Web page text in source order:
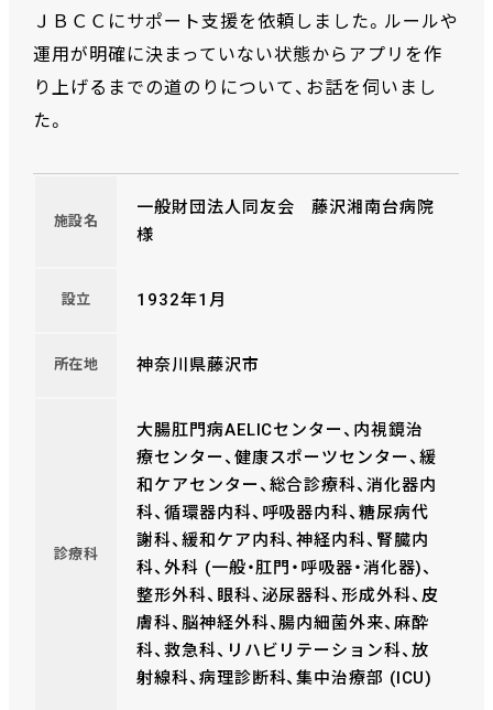
ＪＢＣＣにサポート支援を依頼しました。ルールや
運用が明確に決まっていない状態からアプリを作
り上げるまでの道のりについて、お話を伺いまし
た。
施設名
一般財団法人同友会 藤沢湘南台病院
様
設立 1932年1月
所在地 神奈川県藤沢市
診療科
大腸肛門病AELICセンター、内視鏡治
療センター、健康スポーツセンター、緩
和ケアセンター、総合診療科、消化器内
科、循環器内科、呼吸器内科、糖尿病代
謝科、緩和ケア内科、神経内科、腎臓内
科、外科 (一般・肛門・呼吸器・消化器)、
整形外科、眼科、泌尿器科、形成外科、皮
膚科、脳神経外科、腸内細菌外来、麻酔
科、救急科、リハビリテーション科、放
射線科、病理診断科、集中治療部 (ICU)